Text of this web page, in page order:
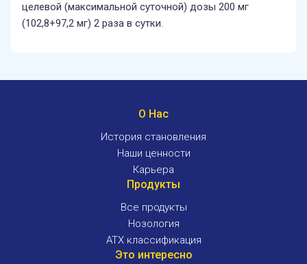
целевой (максимальной суточной) дозы 200 мг
(102,8+97,2 мг) 2 раза в сутки.
О Нас
История становления
Наши ценности
Карьера
Продукты
Все продукты
Нозология
ATX классификация
Это интересно